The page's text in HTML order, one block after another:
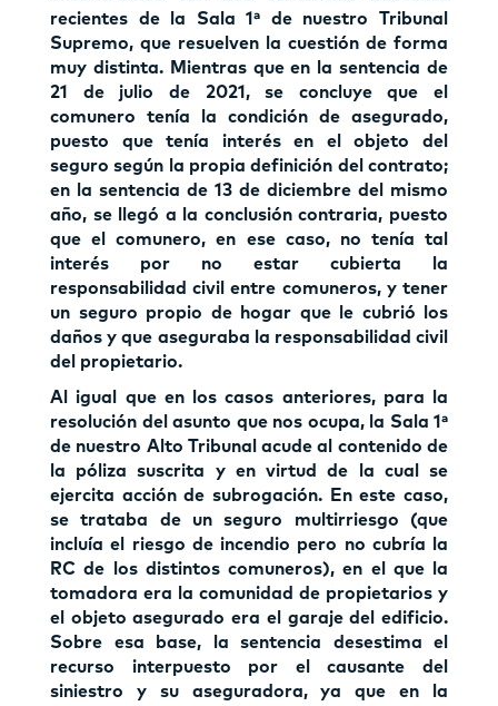
recientes de la Sala 1ª de nuestro Tribunal
Supremo, que resuelven la cuestión de forma
muy distinta. Mientras que en la sentencia de
21 de julio de 2021, se concluye que el
comunero tenía la condición de asegurado,
puesto que tenía interés en el objeto del
seguro según la propia definición del contrato;
en la sentencia de 13 de diciembre del mismo
año, se llegó a la conclusión contraria, puesto
que el comunero, en ese caso, no tenía tal
interés por no estar cubierta la
responsabilidad civil entre comuneros, y tener
un seguro propio de hogar que le cubrió los
daños y que aseguraba la responsabilidad civil
del propietario.
Al igual que en los casos anteriores, para la
resolución del asunto que nos ocupa, la Sala 1ª
de nuestro Alto Tribunal acude al contenido de
la póliza suscrita y en virtud de la cual se
ejercita acción de subrogación. En este caso,
se trataba de un seguro multirriesgo (que
incluía el riesgo de incendio pero no cubría la
RC de los distintos comuneros), en el que la
tomadora era la comunidad de propietarios y
el objeto asegurado era el garaje del edificio.
Sobre esa base, la sentencia desestima el
recurso interpuesto por el causante del
siniestro y su aseguradora, ya que en la